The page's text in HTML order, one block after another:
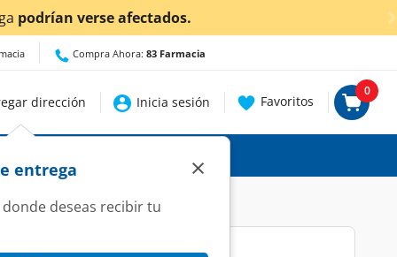
Daclic aquípara conocer detalles.
Compra Ahora: 83 Farmacia
dirección
entrega
deseas recibir tu
×
Inicia sesión Favoritos
0